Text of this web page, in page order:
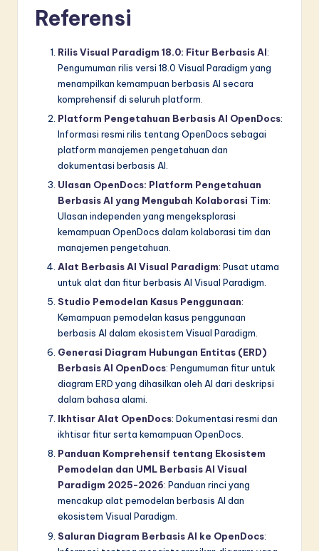
Referensi
Rilis Visual Paradigm 18.0: Fitur Berbasis AI:
Pengumuman rilis versi 18.0 Visual Paradigm yang
menampilkan kemampuan berbasis AI secara
komprehensif di seluruh platform.
Platform Pengetahuan Berbasis AI OpenDocs:
Informasi resmi rilis tentang OpenDocs sebagai
platform manajemen pengetahuan dan
dokumentasi berbasis AI.
Ulasan OpenDocs: Platform Pengetahuan
Berbasis AI yang Mengubah Kolaborasi Tim:
Ulasan independen yang mengeksplorasi
kemampuan OpenDocs dalam kolaborasi tim dan
manajemen pengetahuan.
Alat Berbasis AI Visual Paradigm: Pusat utama
untuk alat dan fitur berbasis AI Visual Paradigm.
Studio Pemodelan Kasus Penggunaan:
Kemampuan pemodelan kasus penggunaan
berbasis AI dalam ekosistem Visual Paradigm.
Generasi Diagram Hubungan Entitas (ERD)
Berbasis AI OpenDocs: Pengumuman fitur untuk
diagram ERD yang dihasilkan oleh AI dari deskripsi
dalam bahasa alami.
Ikhtisar Alat OpenDocs: Dokumentasi resmi dan
ikhtisar fitur serta kemampuan OpenDocs.
Panduan Komprehensif tentang Ekosistem
Pemodelan dan UML Berbasis AI Visual
Paradigm 2025-2026: Panduan rinci yang
mencakup alat pemodelan berbasis AI dan
ekosistem Visual Paradigm.
Saluran Diagram Berbasis AI ke OpenDocs: